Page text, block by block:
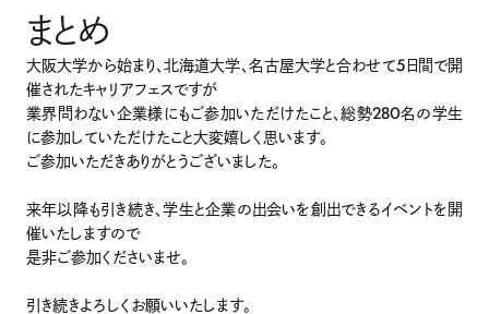
まとめ
大阪大学から始まり、北海道大学、名古屋大学と合わせて5日間で開
催されたキャリアフェスですが
業界問わない企業様にもご参加いただけたこと、総勢280名の学生
に参加していただけたこと大変嬉しく思います。
ご参加いただきありがとうございました。
来年以降も引き続き、学生と企業の出会いを創出できるイベントを開
催いたしますので
是非ご参加くださいませ。
引き続きよろしくお願いいたします。